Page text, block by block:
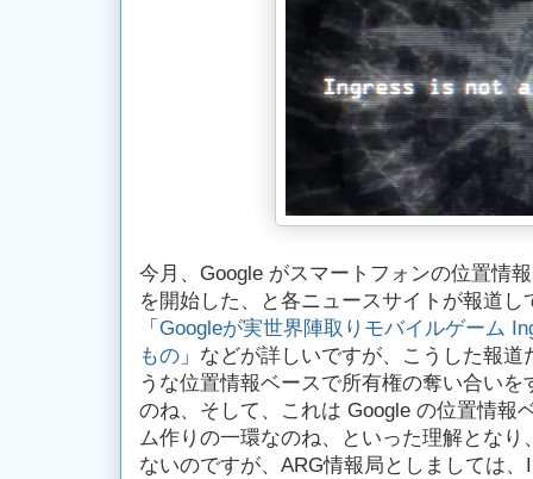
今月、Google がスマートフォンの位置情
を開始した、と各ニュースサイトが報道し
「 Googleが実世界陣取りモバイルゲーム
もの 」などが詳しいですが、こうした報
うな位置情報ベースで所有権の奪い合い
のね、そして、これは Google の位置情報
ム作りの一環なのね、といった理解とな
ないのですが、ARG情報局としましては